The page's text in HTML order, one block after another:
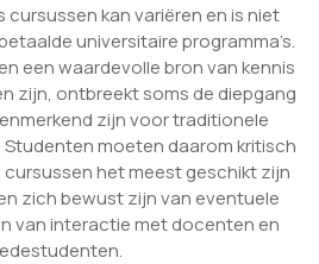
cursussen kan variëren en is niet
universitaire programma’s.
een waardevolle bron van kennis
zijn, ontbreekt soms de diepgang
zijn voor traditionele
Studenten moeten daarom kritisch
cursussen het meest geschikt zijn
zich bewust zijn van eventuele
van interactie met docenten en